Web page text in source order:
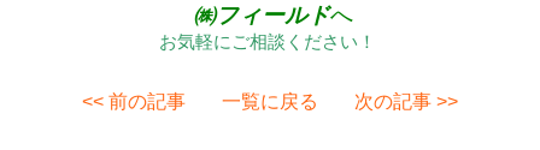
㈱フィールドへ
お気軽にご相談ください！
<< 前の記事 一覧に戻る 次の記事 >>